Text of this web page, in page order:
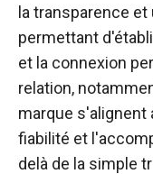
la transparence
permettant
et la connexion
relation,
marque s'alignent
fiabilité et
delà de la simple